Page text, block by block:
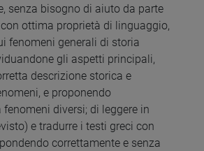
senza bisogno di aiuto da parte
ottima proprietà di linguaggio,
fenomeni generali di storia
gli aspetti principali,
descrizione storica e
e proponendo
diversi; di leggere in
e tradurre i testi greci con
correttamente e senza